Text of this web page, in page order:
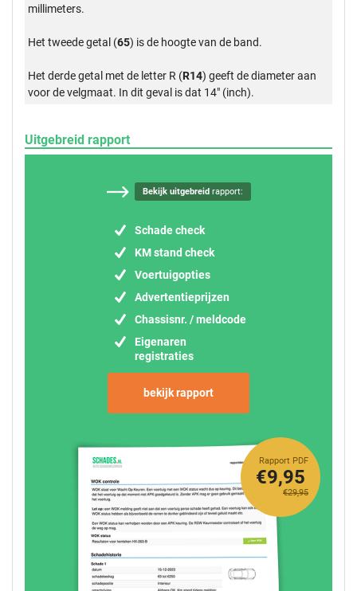
millimeters.
Het tweede getal (65) is de hoogte van de band.
Het derde getal met de letter R (R14) geeft de diameter aan
voor de velgmaat. In dit geval is dat 14" (inch).
Uitgebreid rapport
Bekijk uitgebreid rapport:
Schade check
KM stand check
Voertuigopties
Advertentieprijzen
Chassisnr. / meldcode
Eigenaren
registraties
bekijk rapport
Rapport PDF
€29,95
€9,95